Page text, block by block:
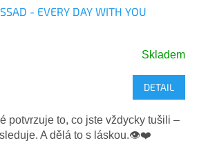
- EVERY DAY WITH YOU
Skladem
DETAIL
potvrzuje to, co jste vždycky tušili –
A dělá to s láskou.👁️❤️